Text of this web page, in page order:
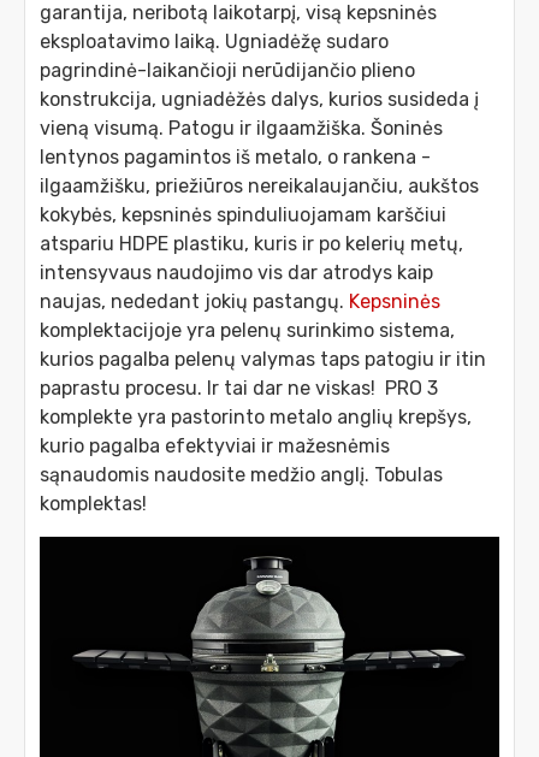
garantija, neribotą laikotarpį, visą kepsninės
eksploatavimo laiką. Ugniadėžę sudaro
pagrindinė-laikančioji nerūdijančio plieno
konstrukcija, ugniadėžės dalys, kurios susideda į
vieną visumą. Patogu ir ilgaamžiška. Šoninės
lentynos pagamintos iš metalo, o rankena -
ilgaamžišku, priežiūros nereikalaujančiu, aukštos
kokybės, kepsninės spinduliuojamam karščiui
atspariu HDPE plastiku, kuris ir po kelerių metų,
intensyvaus naudojimo vis dar atrodys kaip
naujas, nededant jokių pastangų. Kepsninės
komplektacijoje yra pelenų surinkimo sistema,
kurios pagalba pelenų valymas taps patogiu ir itin
paprastu procesu. Ir tai dar ne viskas! PRO 3
komplekte yra pastorinto metalo anglių krepšys,
kurio pagalba efektyviai ir mažesnėmis
sąnaudomis naudosite medžio anglį. Tobulas
komplektas!